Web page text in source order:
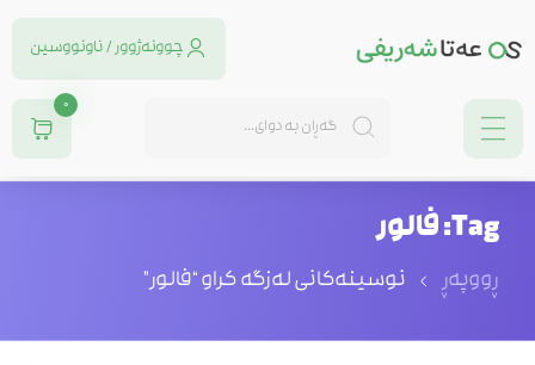
چوونەژوور / ناونووسین
0
Tag: فالور
ڕووپەڕ نوسینه‌كانی له‌زگه‌ كراو “فالور”